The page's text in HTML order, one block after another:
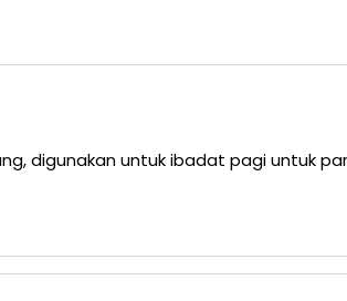
digunakan untuk ibadat pagi untuk